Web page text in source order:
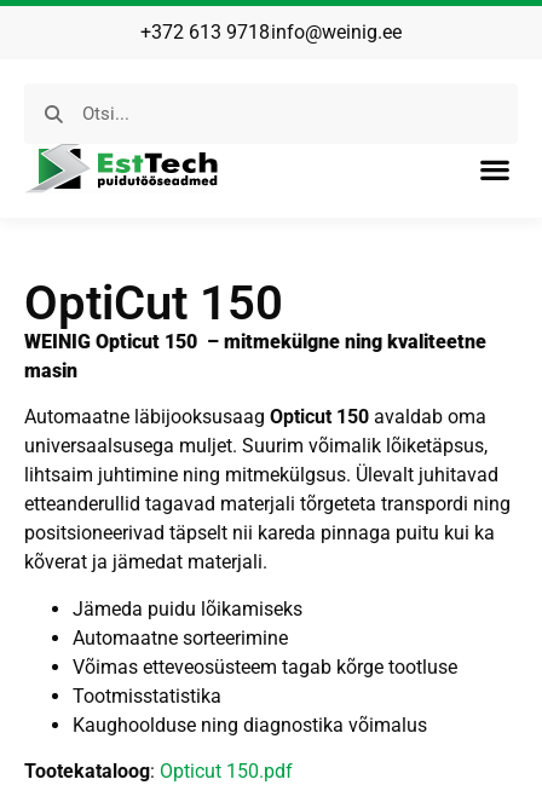
+372 613 9718info@weinig.ee
OptiCut 150
WEINIG Opticut 150 – mitmekülgne ning kvaliteetne
masin
Automaatne läbijooksusaag Opticut 150 avaldab oma
universaalsusega muljet. Suurim võimalik lõiketäpsus,
lihtsaim juhtimine ning mitmekülgsus. Ülevalt juhitavad
etteanderullid tagavad materjali tõrgeteta transpordi ning
positsioneerivad täpselt nii kareda pinnaga puitu kui ka
kõverat ja jämedat materjali.
Jämeda puidu lõikamiseks
Automaatne sorteerimine
Võimas etteveosüsteem tagab kõrge tootluse
Tootmisstatistika
Kaughoolduse ning diagnostika võimalus
Tootekataloog: Opticut 150.pdf